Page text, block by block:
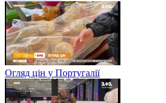
Огляд цін у Португалії